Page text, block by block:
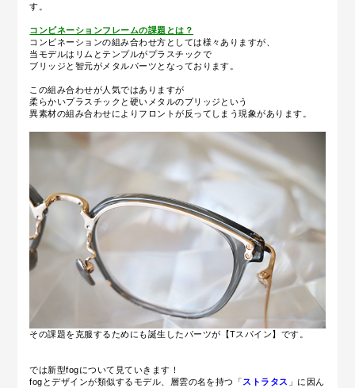
す。
コンビネーションフレームの課題とは？
コンビネーションの組み合わせ方としては様々ありますが、
当モデルはリムとテンプルがプラスチックで
ブリッジと智元がメタルパーツとなっております。
この組み合わせが人気ではありますが
柔らかいプラスチックと硬いメタルのブリッジという
異素材の組み合わせによりフロントが反ってしまう現象があります。
その課題を克服するためにも誕生したパーツが 【Tスパイン】です。
では新型fogについて見ていきます！
fogとデザインが類似するモデル、層雲の名を持つ「ストラタス 」に因ん